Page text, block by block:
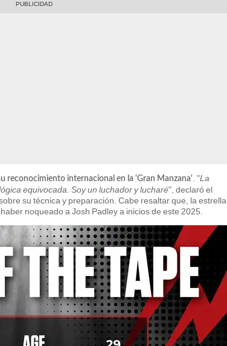
reconocimiento internacional en la 'Gran Manzana'. "La
equivocada. Soy un luchador y lucharé", declaró el
su técnica y preparación. Cabe resaltar que, la estrella
noqueado a Josh Padley a inicios de este 2025.